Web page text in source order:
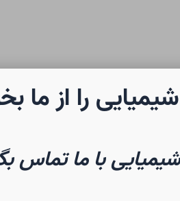
صفحه نخست
را از ما
با ما تماس